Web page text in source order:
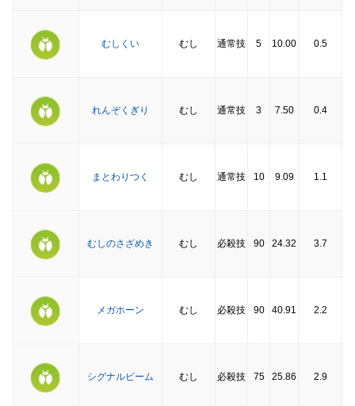
むしくい むし 通常技 5 10.00 0.5
れんぞくぎり むし 通常技 3 7.50 0.4
まとわりつく むし 通常技 10 9.09 1.1
むしのさざめき むし 必殺技 90 24.32 3.7
メガホーン むし 必殺技 90 40.91 2.2
シグナルビーム むし 必殺技 75 25.86 2.9